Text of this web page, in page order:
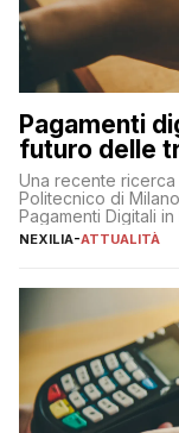
Pagamenti
futuro delle
Una recente ricerca
Politecnico di
Pagamenti Digitali
definitivi del primo
NEXILIA-ATTUALITÀ